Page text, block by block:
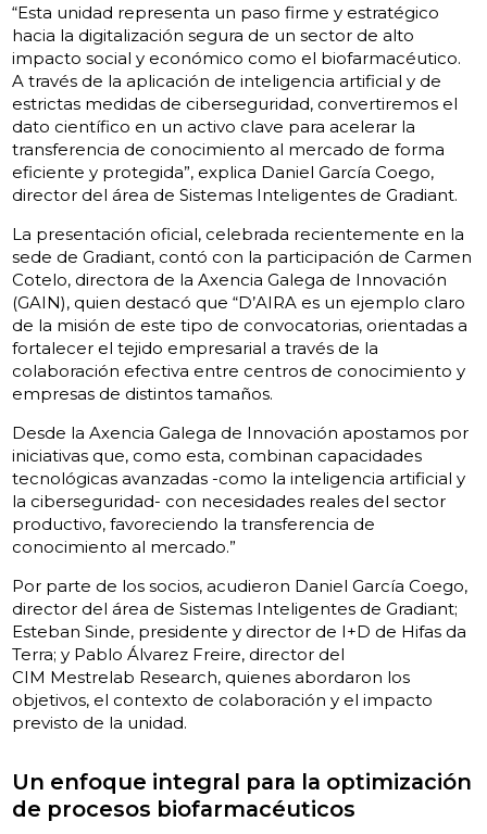
“Esta unidad representa un paso firme y estratégico
hacia la digitalización segura de un sector de alto
impacto social y económico como el biofarmacéutico.
A través de la aplicación de inteligencia artificial y de
estrictas medidas de ciberseguridad, convertiremos el
dato científico en un activo clave para acelerar la
transferencia de conocimiento al mercado de forma
eficiente y protegida”, explica Daniel García Coego,
director del área de Sistemas Inteligentes de Gradiant.
La presentación oficial, celebrada recientemente en la
sede de Gradiant, contó con la participación de Carmen
Cotelo, directora de la Axencia Galega de Innovación
(GAIN), quien destacó que “D’AIRA es un ejemplo claro
de la misión de este tipo de convocatorias, orientadas a
fortalecer el tejido empresarial a través de la
colaboración efectiva entre centros de conocimiento y
empresas de distintos tamaños.
Desde la Axencia Galega de Innovación apostamos por
iniciativas que, como esta, combinan capacidades
tecnológicas avanzadas -como la inteligencia artificial y
la ciberseguridad- con necesidades reales del sector
productivo, favoreciendo la transferencia de
conocimiento al mercado.”
Por parte de los socios, acudieron Daniel García Coego,
director del área de Sistemas Inteligentes de Gradiant;
Esteban Sinde, presidente y director de I+D de Hifas da
Terra; y Pablo Álvarez Freire, director del
CIM Mestrelab Research, quienes abordaron los
objetivos, el contexto de colaboración y el impacto
previsto de la unidad.
Un enfoque integral para la optimización
de procesos biofarmacéuticos